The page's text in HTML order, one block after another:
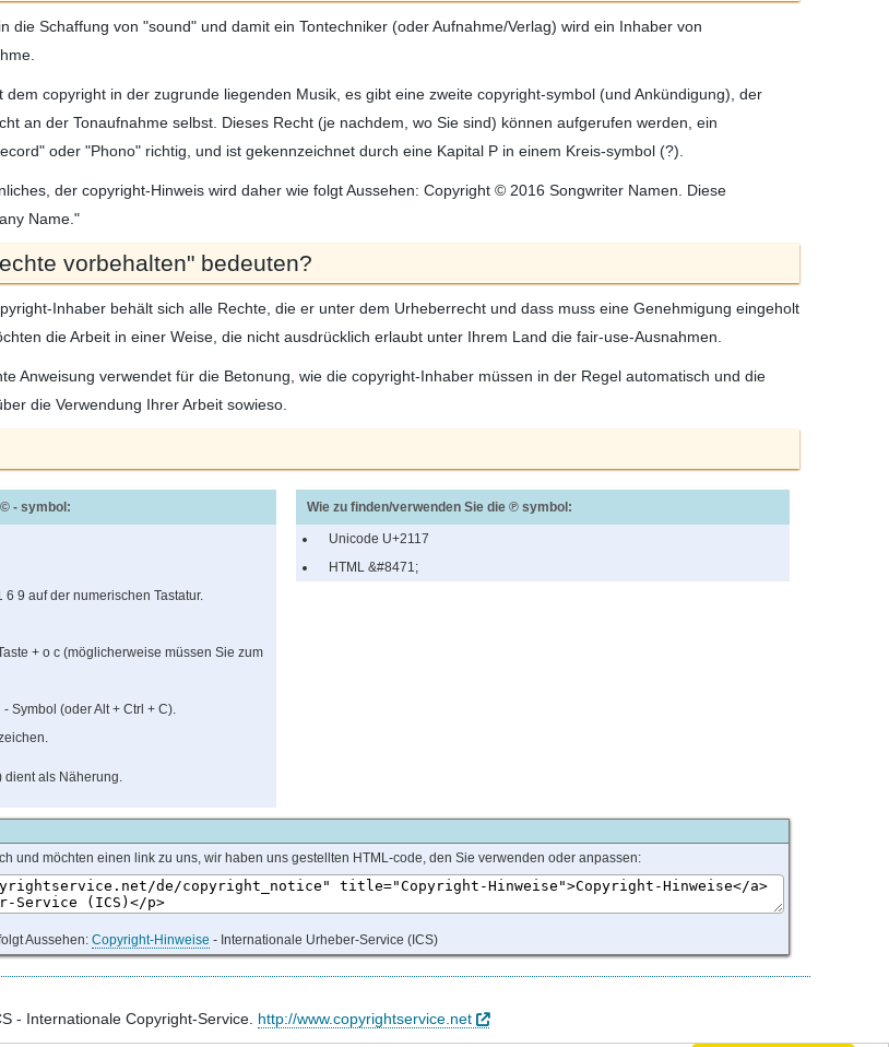
die Schaffung von "sound" und damit ein Tontechniker (oder Aufnahme/Verlag) wird ein Inhaber von
dem copyright in der zugrunde liegenden Musik, es gibt eine zweite copyright-symbol (und Ankündigung), der
an der Tonaufnahme selbst. Dieses Recht (je nachdem, wo Sie sind) können aufgerufen werden, ein
oder "Phono" richtig, und ist gekennzeichnet durch eine Kapital P in einem Kreis-symbol (?).
der copyright-Hinweis wird daher wie folgt Aussehen: Copyright © 2016 Songwriter Namen. Diese
Name."
vorbehalten" bedeuten?
Inhaber behält sich alle Rechte, die er unter dem Urheberrecht und dass muss eine Genehmigung eingeholt
die Arbeit in einer Weise, die nicht ausdrücklich erlaubt unter Ihrem Land die fair-use-Ausnahmen.
Anweisung verwendet für die Betonung, wie die copyright-Inhaber müssen in der Regel automatisch und die
die Verwendung Ihrer Arbeit sowieso.
Wie zu finden/verwenden Sie die ℗ symbol:
Unicode U+2117
HTML&#8471;
- symbol:
6 9 auf der numerischen Tastatur.
+ o c (möglicherweise müssen Sie zum
- Symbol (oderAlt + Ctrl + C).
dient als Näherung.
und möchten einen link zu uns, wir haben uns gestellten HTML-code, den Sie verwenden oder anpassen:
Aussehen: Copyright-Hinweise - Internationale Urheber-Service (ICS)
- Internationale Copyright-Service. http://www.copyrightservice.net